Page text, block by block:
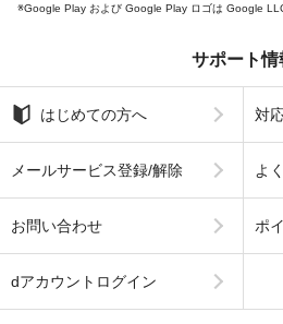
Google Play および Google Play ロゴは Google
サポート情
はじめての方へ 対
メールサービス登録/解除 よ
お問い合わせ ポ
dアカウントログイン